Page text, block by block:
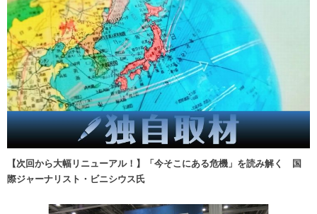
【次回から大幅リニューアル！】「今そこにある危機」を読み解く 国
際ジャーナリスト・ビニシウス氏